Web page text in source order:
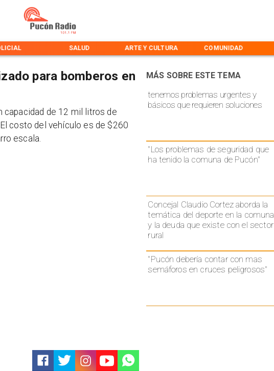
SALUD ARTE Y CULTURA COMUNIDAD
tenemos problemas urgentes y
básicos que requieren soluciones
"Los problemas de seguridad que
ha tenido la comuna de Pucón"
Concejal Claudio Cortez aborda la
temática del deporte en la comuna
y la deuda que existe con el sector
rural
"Pucón debería contar con mas
semáforos en cruces peligrosos"
MÁS SOBRE ESTE TEMA
para bomberos en
capacidad de 12 mil litros de
costo del vehículo es de $260
escala.